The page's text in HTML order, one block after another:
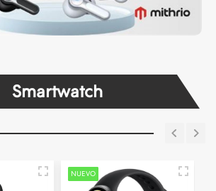
Smartwatch
NUEVO